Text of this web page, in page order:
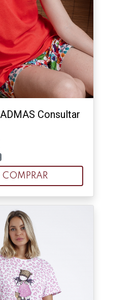
Consultar
COMPRAR